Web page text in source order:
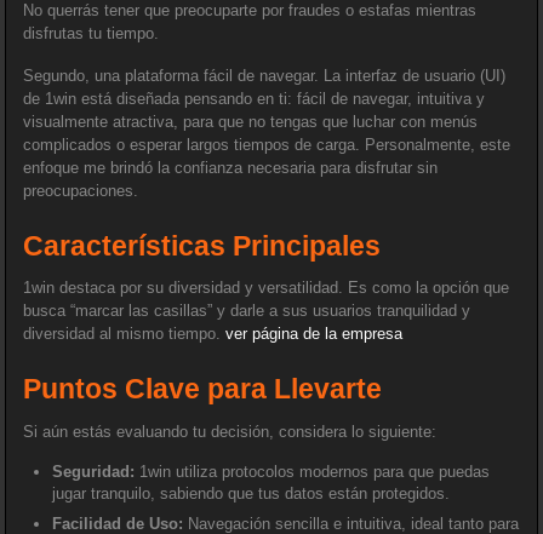
No querrás tener que preocuparte por fraudes o estafas mientras
disfrutas tu tiempo.
Segundo, una plataforma fácil de navegar. La interfaz de usuario (UI)
de 1win está diseñada pensando en ti: fácil de navegar, intuitiva y
visualmente atractiva, para que no tengas que luchar con menús
complicados o esperar largos tiempos de carga. Personalmente, este
enfoque me brindó la confianza necesaria para disfrutar sin
preocupaciones.
Características Principales
1win destaca por su diversidad y versatilidad. Es como la opción que
busca “marcar las casillas” y darle a sus usuarios tranquilidad y
diversidad al mismo tiempo. ver página de la empresa
Puntos Clave para Llevarte
Si aún estás evaluando tu decisión, considera lo siguiente:
Seguridad: 1win utiliza protocolos modernos para que puedas
jugar tranquilo, sabiendo que tus datos están protegidos.
Facilidad de Uso: Navegación sencilla e intuitiva, ideal tanto para